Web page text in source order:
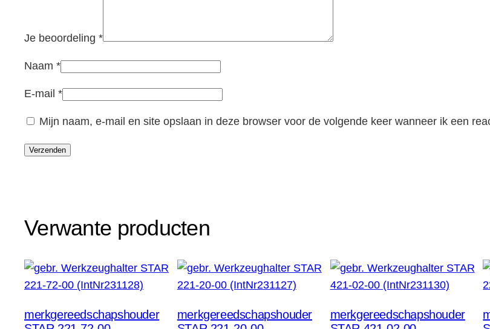
Je beoordeling *
Naam *
E-mail *
Mijn naam, e-mail en site opslaan in deze browser voor de volgende keer wanneer ik een
Verwante producten
merkgereedschapshouder
merkgereedschapshouder
merkgereedschapshouder